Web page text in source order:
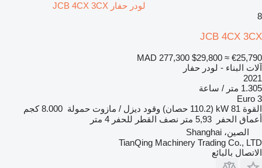
لودر حفار JCB 4CX 3CX
8
JCB 4CX 3CX
MAD 277,300 $29,800 ≈ €25,790
آلات البناء - لودر حفار
2021
1.305 متر / ساعة
Euro 3
القوة 81 kW (110.2 حصان) وقود ديزل / مازوت حمولة 8.000 كجم
أعماق الحفر
5,93 متر نصف القطر للحفر 4 متر
الصين، Shanghai
TianQing Machinery Trading Co., LTD
الاتصال بالبائع